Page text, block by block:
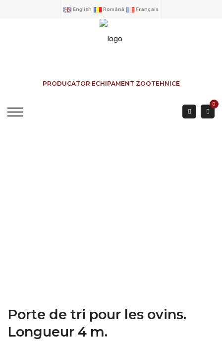
English Română Français
PRODUCATOR ECHIPAMENT ZOOTEHNICE
0
Porte de tri pour les ovins.
Longueur 4 m.